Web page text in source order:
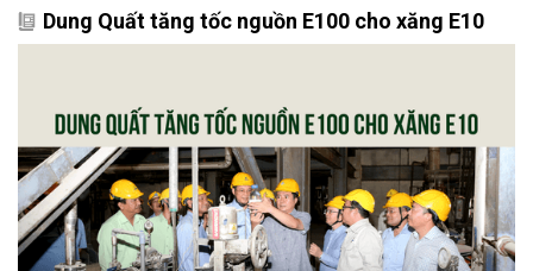
Dung Quất tăng tốc nguồn E100 cho xăng E10